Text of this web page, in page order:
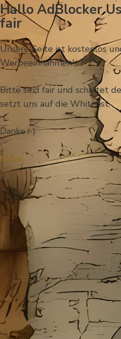
Hallo AdBlocker
fair
Unsere Seite ist kostenlos
Werbeeinnahmen!
Bitte seid fair und schaltet
setzt uns auf die Whitelist.
Danke :-)
Close